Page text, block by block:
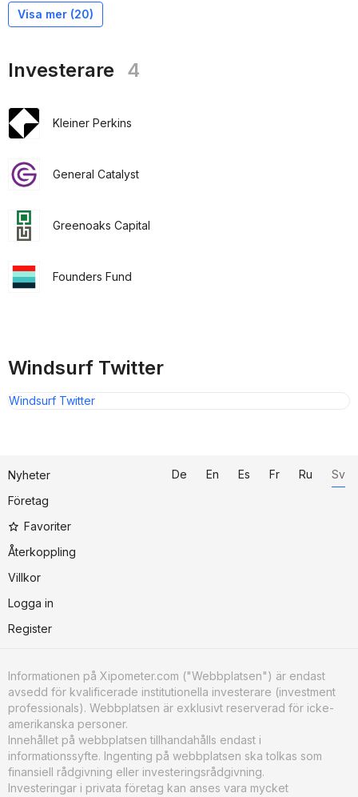
Visa mer (20)
Investerare 4
Kleiner Perkins
General Catalyst
Greenoaks Capital
Founders Fund
Windsurf Twitter
Windsurf Twitter
Nyheter
Företag
Favoriter
Återkoppling
Villkor
Logga in
Register
De En Es Fr Ru Sv
Informationen på Xipometer.com ("Webbplatsen") är endast
avsedd för kvalificerade institutionella investerare (investment
professionals). Webbplatsen är exklusivt reserverad för icke-
amerikanska personer.
Innehållet på webbplatsen tillhandahålls endast i
informationssyfte. Ingenting på webbplatsen ska tolkas som
finansiell rådgivning eller investeringsrådgivning.
Investeringar i privata företag kan anses vara mycket